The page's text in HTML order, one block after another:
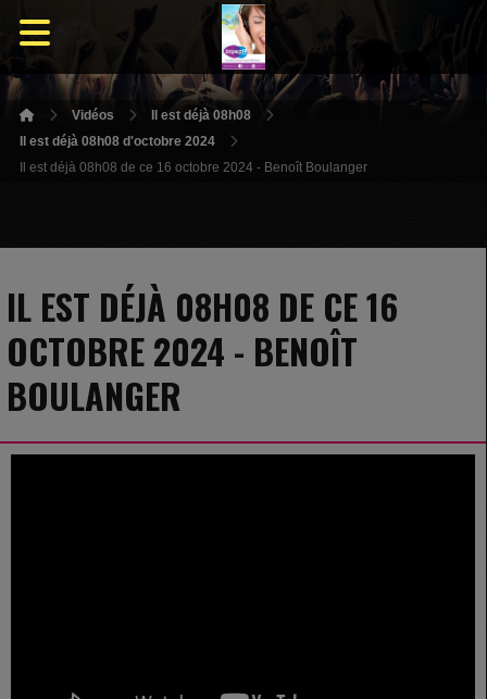
Vidéos
Il est déjà 08h08
Il est déjà 08h08 d'octobre 2024
Il est déjà 08h08 de ce 16 octobre 2024 - Benoît Boulanger
IL EST DÉJÀ 08H08 DE CE 16
OCTOBRE 2024 - BENOÎT
BOULANGER